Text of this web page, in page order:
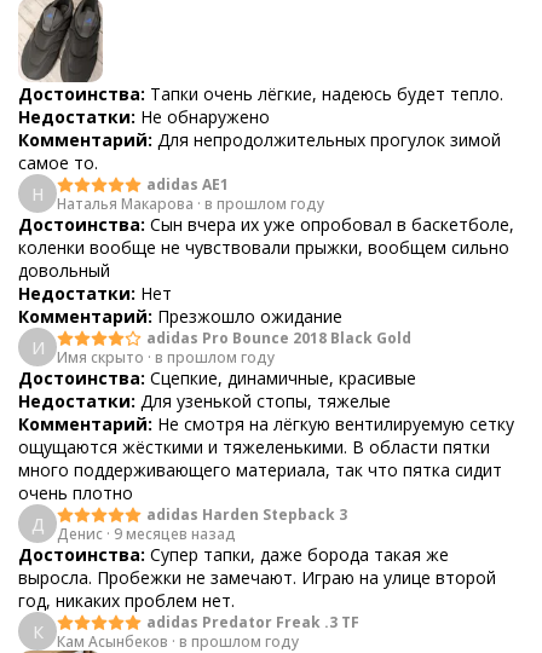
Достоинства: Тапки очень лёгкие, надеюсь будет тепло.
Недостатки: Не обнаружено
Комментарий: Для непродолжительных прогулок зимой
самое то.
Н
adidas AE1
Наталья Макарова · в прошлом году
Достоинства: Сын вчера их уже опробовал в баскетболе,
коленки вообще не чувствовали прыжки, вообщем сильно
довольный
Недостатки: Нет
Комментарий: Презжошло ожидание
И
adidas Pro Bounce 2018 Black Gold
Имя скрыто · в прошлом году
Достоинства: Сцепкие, динамичные, красивые
Недостатки: Для узенькой стопы, тяжелые
Комментарий: Не смотря на лёгкую вентилируемую сетку
ощущаются жёсткими и тяжеленькими. В области пятки
много поддерживающего материала, так что пятка сидит
очень плотно
Д
adidas Harden Stepback 3
Денис · 9 месяцев назад
Достоинства: Супер тапки, даже борода такая же
выросла. Пробежки не замечают. Играю на улице второй
год, никаких проблем нет.
К
adidas Predator Freak .3 TF
Кам Асынбеков · в прошлом году